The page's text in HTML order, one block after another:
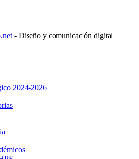
- Diseño y comunicación digital
2024-2026